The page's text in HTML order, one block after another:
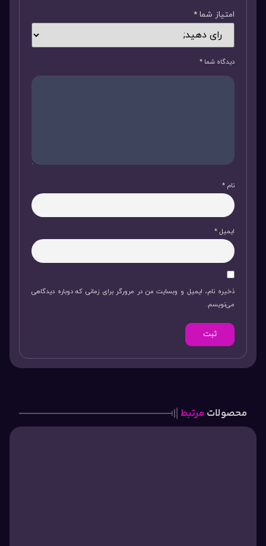
امتیاز شما *
دیدگاه شما *
نام *
ایمیل*
ذخیره نام، ایمیل و وبسایت من در مرورگر برای زمانی که دوباره دیدگاهی
می‌نویسم.
محصولات مرتبط